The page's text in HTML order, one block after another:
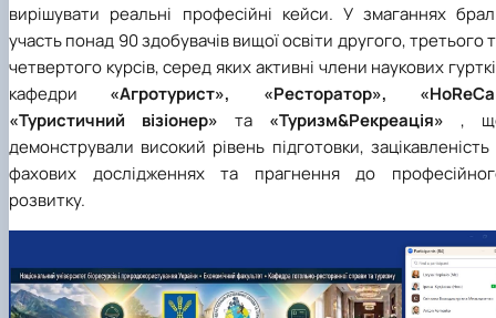
вирішувати реальні професійні кейси. У змаганнях
участь понад 90 здобувачів вищої освіти другого, третього
четвертого курсів, серед яких активні члени наукових
кафедри «Агротурист», «Ресторатор», «HoReCa
«Туристичний візіонер» та «Туризм&Рекреація» ,
демонстрували високий рівень підготовки, зацікавленість
фахових дослідженнях та прагнення до
розвитку.